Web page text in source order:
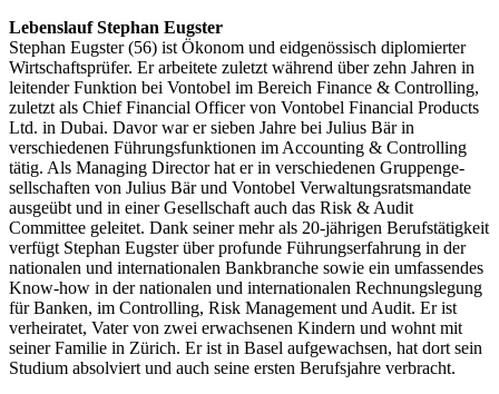
Lebenslauf Stephan Eugster
Stephan Eugster (56) ist Ökonom und eidgenössisch diplomierter
Wirtschaftsprüfer. Er arbeitete zuletzt während über zehn Jahren in
leitender Funktion bei Vontobel im Bereich Finance & Controlling,
zuletzt als Chief Financial Officer von Vontobel Financial Products
Ltd. in Dubai. Davor war er sieben Jahre bei Julius Bär in
verschiedenen Führungsfunktionen im Accounting & Controlling
tätig. Als Managing Director hat er in verschiedenen Gruppenge­
sellschaften von Julius Bär und Vontobel Verwaltungsratsmandate
ausgeübt und in einer Gesellschaft auch das Risk & Audit
Committee geleitet. Dank seiner mehr als 20-jährigen Berufstätigkeit
verfügt Stephan Eugster über profunde Führungserfahrung in der
nationalen und internationalen Bankbranche sowie ein umfassendes
Know-how in der nationalen und internationalen Rechnungslegung
für Banken, im Controlling, Risk Management und Audit. Er ist
verheiratet, Vater von zwei erwachsenen Kindern und wohnt mit
seiner Familie in Zürich. Er ist in Basel aufgewachsen, hat dort sein
Studium absolviert und auch seine ersten Berufsjahre verbracht.